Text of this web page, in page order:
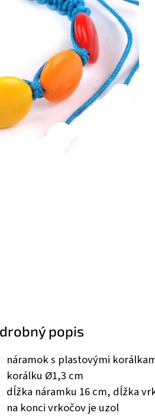
popis
náramok s plastovými
korálku Ø1,3 cm
dĺžka náramku 16 cm, dĺžka
na konci vrkočov je uzol